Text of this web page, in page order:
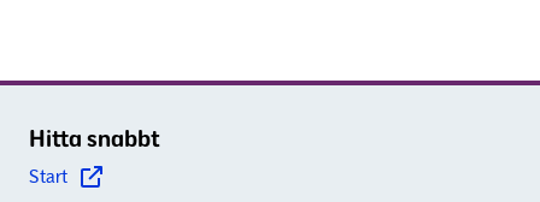
Hitta snabbt
Start